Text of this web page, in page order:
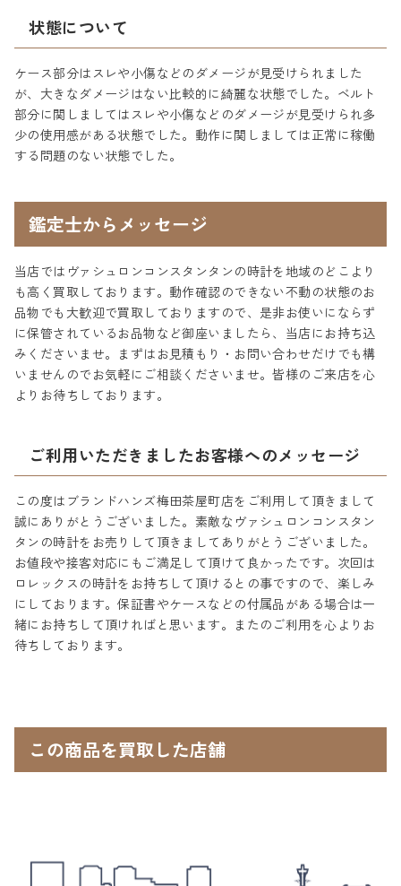
状態について
ケース部分はスレや小傷などのダメージが見受けられました
が、大きなダメージはない比較的に綺麗な状態でした。ベルト
部分に関しましてはスレや小傷などのダメージが見受けられ多
少の使用感がある状態でした。動作に関しましては正常に稼働
する問題のない状態でした。
鑑定士からメッセージ
当店ではヴァシュロンコンスタンタンの時計を地域のどこより
も高く買取しております。動作確認のできない不動の状態のお
品物でも大歓迎で買取しておりますので、是非お使いにならず
に保管されているお品物など御座いましたら、当店にお持ち込
みくださいませ。まずはお見積もり・お問い合わせだけでも構
いませんのでお気軽にご相談くださいませ。皆様のご来店を心
よりお待ちしております。
ご利用いただきましたお客様へのメッセージ
この度はブランドハンズ梅田茶屋町店をご利用して頂きまして
誠にありがとうございました。素敵なヴァシュロンコンスタン
タンの時計をお売りして頂きましてありがとうございました。
お値段や接客対応にもご満足して頂けて良かったです。次回は
ロレックスの時計をお持ちして頂けるとの事ですので、楽しみ
にしております。保証書やケースなどの付属品がある場合は一
緒にお持ちして頂ければと思います。またのご利用を心よりお
待ちしております。
この商品を買取した店舗